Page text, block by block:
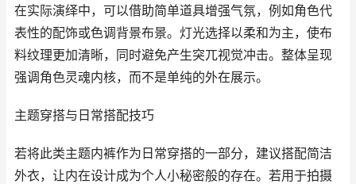
在实际演绎中，可以借助简单道具增强气氛，例如角色代
表性的配饰或色调背景布景。灯光选择以柔和为主，使布
料纹理更加清晰，同时避免产生突兀视觉冲击。整体呈现
强调角色灵魂内核，而不是单纯的外在展示。
主题穿搭与日常搭配技巧
若将此类主题内裤作为日常穿搭的一部分，建议搭配简洁
外衣，让内在设计成为个人小秘密般的存在。若用于拍摄